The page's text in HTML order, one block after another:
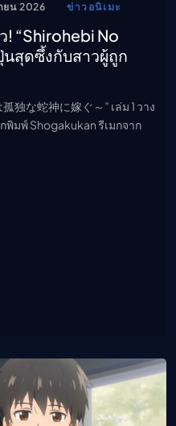
ยน 2026 ข่าวอนิเมะ
! “Shirohebi No
สุดซึ้งกับสาวผู้ถูก
独な蛇神に嫁ぐ～” เล่ม 1 วาง
มพ์ Shogakukan รีเมกจาก